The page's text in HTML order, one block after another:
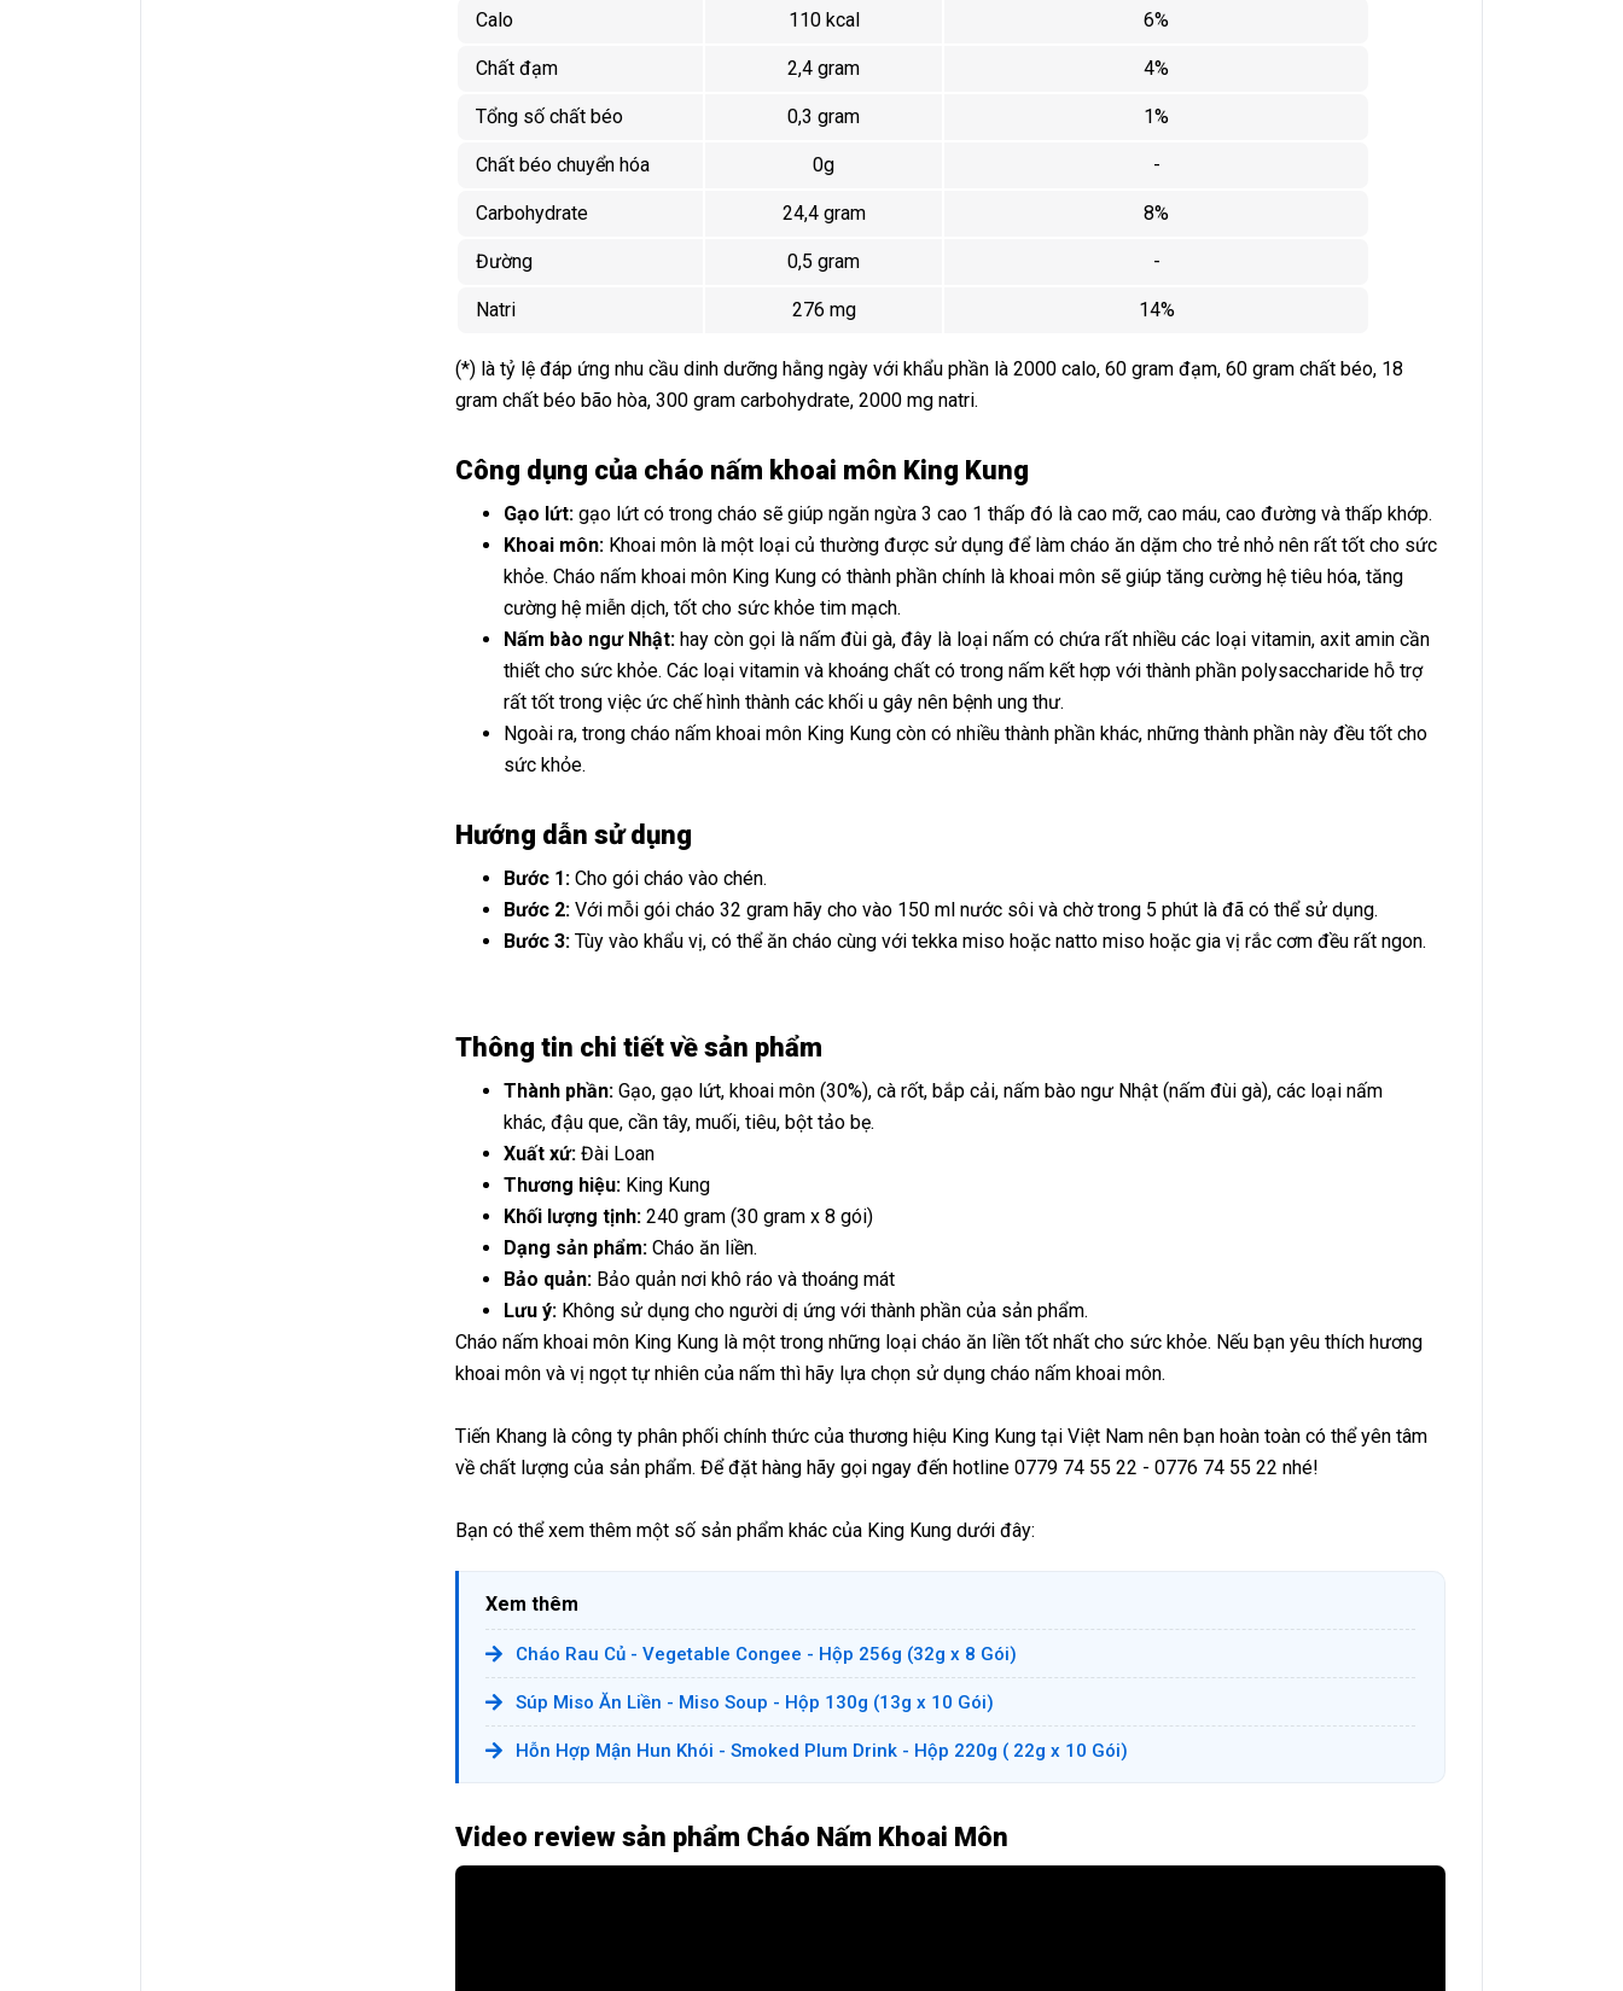
Calo 110 kcal 6%
Chất đạm 2,4 gram 4%
Tổng số chất béo 0,3 gram 1%
Chất béo chuyển hóa 0g -
Carbohydrate 24,4 gram 8%
Đường 0,5 gram -
Natri 276 mg 14%
(*) là tỷ lệ đáp ứng nhu cầu dinh dưỡng hằng ngày với khẩu phần là 2000 calo, 60 gram đạm, 60 gram chất béo, 18
gram chất béo bão hòa, 300 gram carbohydrate, 2000 mg natri.
Công dụng của cháo nấm khoai môn King Kung
Gạo lứt: gạo lứt có trong cháo sẽ giúp ngăn ngừa 3 cao 1 thấp đó là cao mỡ, cao máu, cao đường và thấp khớp.
Khoai môn: Khoai môn là một loại củ thường được sử dụng để làm cháo ăn dặm cho trẻ nhỏ nên rất tốt cho sức
khỏe. Cháo nấm khoai môn King Kung có thành phần chính là khoai môn sẽ giúp tăng cường hệ tiêu hóa, tăng
cường hệ miễn dịch, tốt cho sức khỏe tim mạch.
Nấm bào ngư Nhật: hay còn gọi là nấm đùi gà, đây là loại nấm có chứa rất nhiều các loại vitamin, axit amin cần
thiết cho sức khỏe. Các loại vitamin và khoáng chất có trong nấm kết hợp với thành phần polysaccharide hỗ trợ
rất tốt trong việc ức chế hình thành các khối u gây nên bệnh ung thư.
Ngoài ra, trong cháo nấm khoai môn King Kung còn có nhiều thành phần khác, những thành phần này đều tốt cho
sức khỏe.
Hướng dẫn sử dụng
Bước 1: Cho gói cháo vào chén.
Bước 2: Với mỗi gói cháo 32 gram hãy cho vào 150 ml nước sôi và chờ trong 5 phút là đã có thể sử dụng.
Bước 3: Tùy vào khẩu vị, có thể ăn cháo cùng với tekka miso hoặc natto miso hoặc gia vị rắc cơm đều rất ngon.
Thông tin chi tiết về sản phẩm
Thành phần: Gạo, gạo lứt, khoai môn (30%), cà rốt, bắp cải, nấm bào ngư Nhật (nấm đùi gà), các loại nấm
khác, đậu que, cần tây, muối, tiêu, bột tảo bẹ.
Xuất xứ: Đài Loan
Thương hiệu: King Kung
Khối lượng tịnh: 240 gram (30 gram x 8 gói)
Dạng sản phẩm: Cháo ăn liền.
Bảo quản: Bảo quản nơi khô ráo và thoáng mát
Lưu ý: Không sử dụng cho người dị ứng với thành phần của sản phẩm.
Cháo nấm khoai môn King Kung là một trong những loại cháo ăn liền tốt nhất cho sức khỏe. Nếu bạn yêu thích hương
khoai môn và vị ngọt tự nhiên của nấm thì hãy lựa chọn sử dụng cháo nấm khoai môn.
Tiến Khang là công ty phân phối chính thức của thương hiệu King Kung tại Việt Nam nên bạn hoàn toàn có thể yên tâm
về chất lượng của sản phẩm. Để đặt hàng hãy gọi ngay đến hotline 0779 74 55 22 - 0776 74 55 22 nhé!
Bạn có thể xem thêm một số sản phẩm khác của King Kung dưới đây:
Xem thêm
Cháo Rau Củ - Vegetable Congee - Hộp 256g (32g x 8 Gói)
Súp Miso Ăn Liền - Miso Soup - Hộp 130g (13g x 10 Gói)
Hỗn Hợp Mận Hun Khói - Smoked Plum Drink - Hộp 220g ( 22g x 10 Gói)
Video review sản phẩm Cháo Nấm Khoai Môn
2 Đang diễn ra